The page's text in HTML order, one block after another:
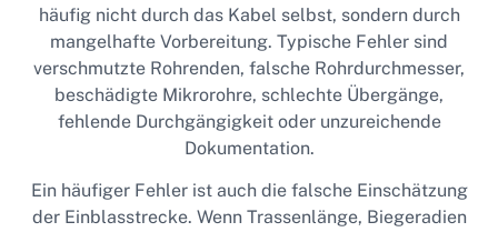
häufig nicht durch das Kabel selbst, sondern durch
mangelhafte Vorbereitung. Typische Fehler sind
verschmutzte Rohrenden, falsche Rohrdurchmesser,
beschädigte Mikrorohre, schlechte Übergänge,
fehlende Durchgängigkeit oder unzureichende
Dokumentation.
Ein häufiger Fehler ist auch die falsche Einschätzung
der Einblasstrecke. Wenn Trassenlänge, Biegeradien